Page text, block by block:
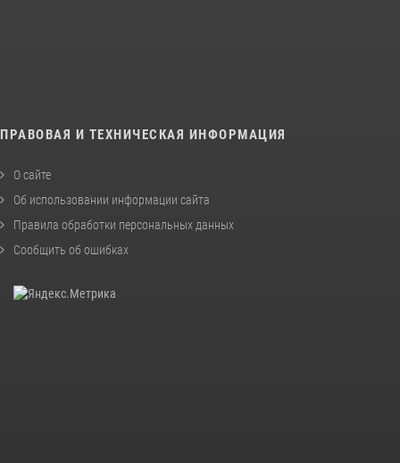
ПРАВОВАЯ И ТЕХНИЧЕСКАЯ ИНФОРМАЦИЯ
О сайте
Об использовании информации сайта
Правила обработки персональных данных
Сообщить об ошибках